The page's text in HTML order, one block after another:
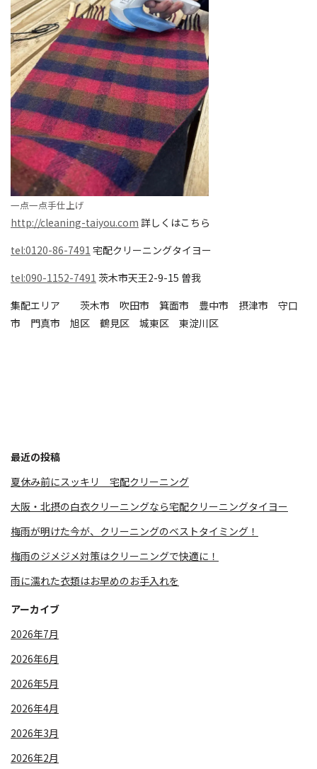
一点一点手仕上げ
http://cleaning-taiyou.com 詳しくはこちら
tel:0120-86-7491 宅配クリーニングタイヨー
tel:090-1152-7491 茨木市天王2-9-15 曽我
集配エリア 茨木市 吹田市 箕面市 豊中市 摂津市 守口
市 門真市 旭区 鶴見区 城東区 東淀川区
最近の投稿
夏休み前にスッキリ 宅配クリーニング
大阪・北摂の白衣クリーニングなら宅配クリーニングタイヨー
梅雨が明けた今が、クリーニングのベストタイミング！
梅雨のジメジメ対策はクリーニングで快適に！
雨に濡れた衣類はお早めのお手入れを
アーカイブ
2026年7月
2026年6月
2026年5月
2026年4月
2026年3月
2026年2月